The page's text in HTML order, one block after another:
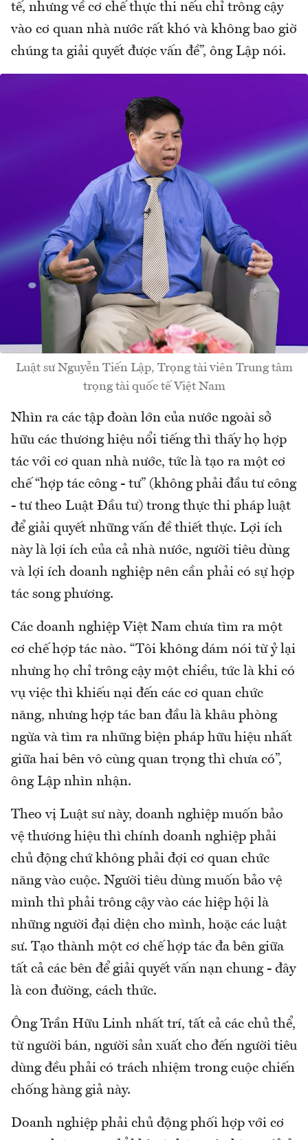
tế, nhưng về cơ chế thực thi nếu chỉ trông cậy
vào cơ quan nhà nước rất khó và không bao giờ
chúng ta giải quyết được vấn đề”, ông Lập nói.
Luật sư Nguyễn Tiến Lập, Trọng tài viên Trung tâm
trọng tài quốc tế Việt Nam
Nhìn ra các tập đoàn lớn của nước ngoài sở
hữu các thương hiệu nổi tiếng thì thấy họ hợp
tác với cơ quan nhà nước, tức là tạo ra một cơ
chế “hợp tác công - tư” (không phải đầu tư công
- tư theo Luật Đầu tư) trong thực thi pháp luật
để giải quyết những vấn đề thiết thực. Lợi ích
này là lợi ích của cả nhà nước, người tiêu dùng
và lợi ích doanh nghiệp nên cần phải có sự hợp
tác song phương.
Các doanh nghiệp Việt Nam chưa tìm ra một
cơ chế hợp tác nào. “Tôi không dám nói từ ỷ lại
nhưng họ chỉ trông cậy một chiều, tức là khi có
vụ việc thì khiếu nại đến các cơ quan chức
năng, nhưng hợp tác ban đầu là khâu phòng
ngừa và tìm ra những biện pháp hữu hiệu nhất
giữa hai bên vô cùng quan trọng thì chưa có”,
ông Lập nhìn nhận.
Theo vị Luật sư này, doanh nghiệp muốn bảo
vệ thương hiệu thì chính doanh nghiệp phải
chủ động chứ không phải đợi cơ quan chức
năng vào cuộc. Người tiêu dùng muốn bảo vệ
mình thì phải trông cậy vào các hiệp hội là
những người đại diện cho mình, hoặc các luật
sư. Tạo thành một cơ chế hợp tác đa bên giữa
tất cả các bên để giải quyết vấn nạn chung - đây
là con đường, cách thức.
Ông Trần Hữu Linh nhất trí, tất cả các chủ thể,
từ người bán, người sản xuất cho đến người tiêu
dùng đều phải có trách nhiệm trong cuộc chiến
chống hàng giả này.
Doanh nghiệp phải chủ động phối hợp với cơ